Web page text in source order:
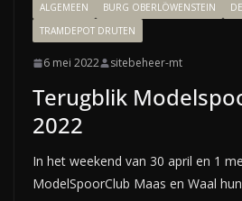
ALGEMEEN BURG OBERLÖWENSTEIN
TRAMDEPOT DRUTEN
6 mei 2022 sitebeheer-mt
Terugblik
2022
In het weekend van 30 april en 1
ModelSpoorClub Maas en Waal